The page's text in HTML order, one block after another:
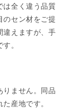
は全く違う品質
のセン材をご提
違えますが、手
。
りません。同品
産地です。